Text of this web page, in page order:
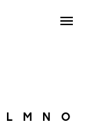
L M N O